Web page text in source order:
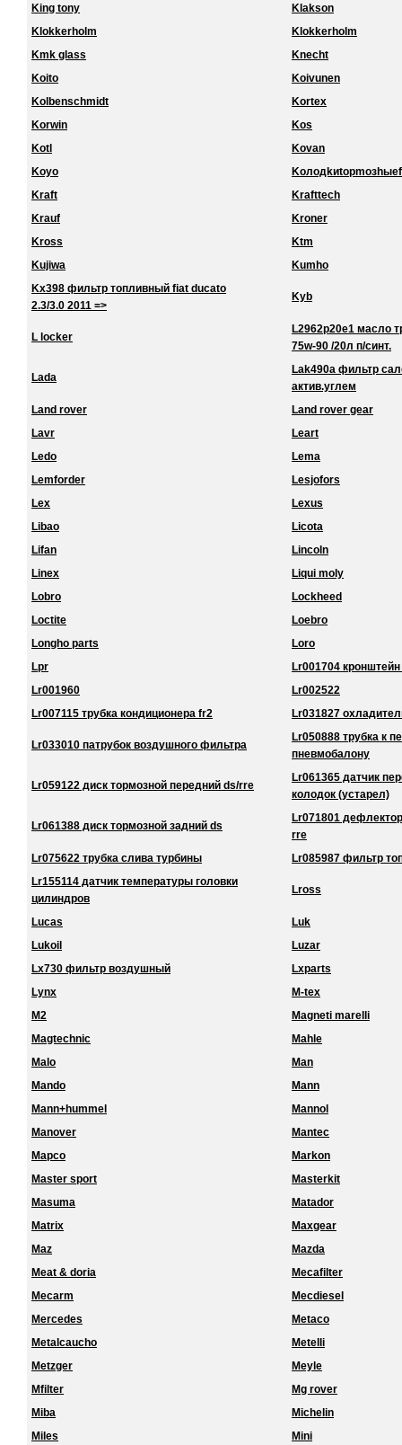
King tony
Klakson
Klokkerholm
Klokkerholm
Kmk glass
Knecht
Koito
Koivunen
Kolbenschmidt
Kortex
Korwin
Kos
Kotl
Kovan
Koyo
Kraft
Krafttech
Krauf
Kroner
Kross
Ktm
Kujiwa
Kumho
Kx398 фильтр топливный fiat ducato
2.3/3.0 2011 =>
Kyb
L locker
L2962p20e1 масло
75w-90 /20л п/синт.
Lada
Lak490a фильтр
актив.углем
Land rover
Land rover gear
Lavr
Leart
Ledo
Lema
Lemforder
Lesjofors
Lex
Lexus
Libao
Licota
Lifan
Lincoln
Linex
Liqui moly
Lobro
Lockheed
Loctite
Loebro
Longho parts
Loro
Lpr
Lr001704
Lr001960
Lr002522
Lr007115 трубка кондиционера fr2
Lr031827
Lr033010 патрубок воздушного фильтра
Lr050888 трубка к
пневмобалону
Lr059122 диск тормозной передний ds/rre
Lr061365 датчик
колодок (устарел)
Lr061388 диск тормозной задний ds
Lr071801
rre
Lr075622 трубка слива турбины
Lr085987 фильтр
Lr155114 датчик температуры головки
цилиндров
Lross
Lucas
Luk
Lukoil
Luzar
Lx730 фильтр воздушный
Lxparts
Lynx
M-tex
M2
Magneti marelli
Magtechnic
Mahle
Malo
Man
Mando
Mann
Mann+hummel
Mannol
Manover
Mantec
Mapco
Markon
Master sport
Masterkit
Masuma
Matador
Matrix
Maxgear
Maz
Mazda
Meat & doria
Mecafilter
Mecarm
Mecdiesel
Mercedes
Metaco
Metalcaucho
Metelli
Metzger
Meyle
Mfilter
Mg rover
Miba
Michelin
Miles
Mini